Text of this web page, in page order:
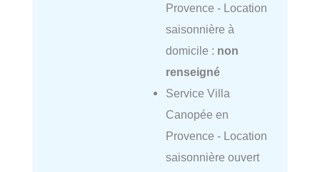
Provence - Location
saisonnière à
domicile : non
renseigné
Service Villa
Canopée en
Provence - Location
saisonnière ouvert